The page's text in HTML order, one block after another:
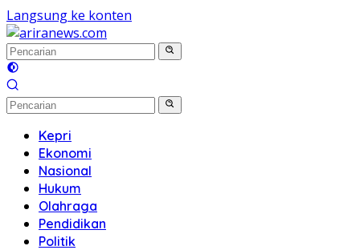
Langsung ke konten
Kepri
Ekonomi
Nasional
Hukum
Olahraga
Pendidikan
Politik